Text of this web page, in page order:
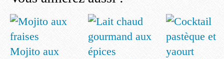
Mojito aux